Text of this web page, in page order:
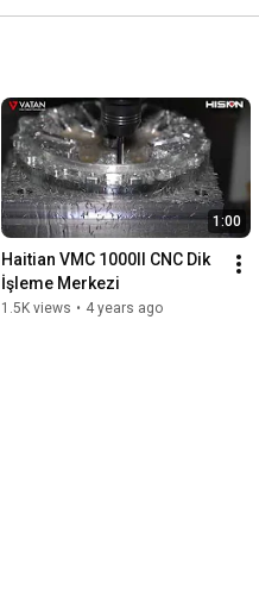
1:00
Haitian VMC 1000II CNC Dik
İşleme Merkezi
1.5K views • 4 years ago